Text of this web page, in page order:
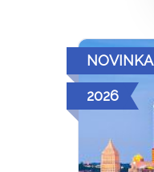
NOVINKA
2026